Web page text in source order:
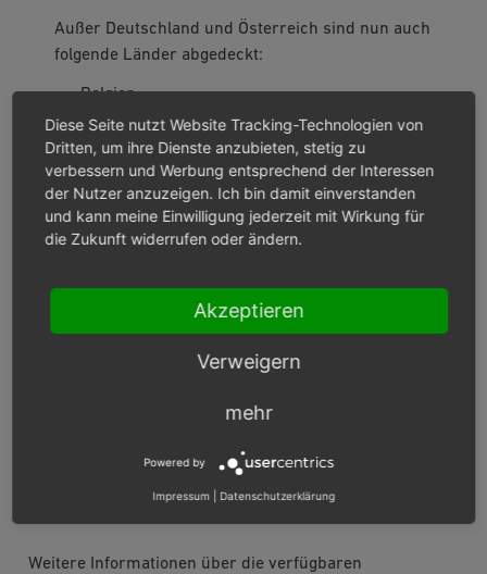
Außer Deutschland und Österreich sind nun auch
folgende Länder abgedeckt:
Belgien
Estland
Finnland
Frankreich
Griechenland
Irland
Slowenien
Weitere Informationen über die verfügbaren
Diese Seite nutzt Website Tracking-Technologien von
Dritten, um ihre Dienste anzubieten, stetig zu
verbessern und Werbung entsprechend der Interessen
der Nutzer anzuzeigen. Ich bin damit einverstanden
und kann meine Einwilligung jederzeit mit Wirkung für
die Zukunft widerrufen oder ändern.
Akzeptieren
Verweigern
mehr
Powered by
Impressum Datenschutzerklärung